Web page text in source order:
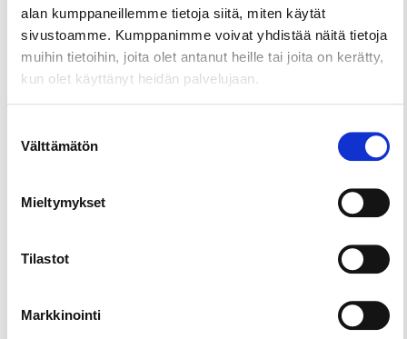
alan kumppaneillemme tietoja siitä, miten käytät
sivustoamme. Kumppanimme voivat yhdistää näitä tietoja
muihin tietoihin, joita olet antanut heille tai joita on kerätty,
kun olet käyttänyt heidän palvelujaan.
valinta
Välttämätön
Mieltymykset
Tilastot
Markkinointi